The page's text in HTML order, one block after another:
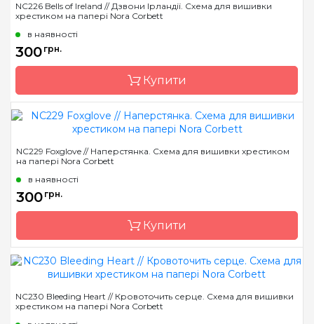
Країна виробник
Розмір
Зашивання
NC226 Bells of Ireland // Дзвони Ірландії. Схема для вишивки
хрестиком на папері Nora Corbett
в наявності
300 грн.
Купити
Країна виробник
Розмір
Зашивання
NC229 Foxglove // ​​Наперстянка. Схема для вишивки хрестиком
на папері Nora Corbett
в наявності
300 грн.
Купити
Країна виробник
NC230 Bleeding Heart // Кровоточить серце. Схема для вишивки
хрестиком на папері Nora Corbett